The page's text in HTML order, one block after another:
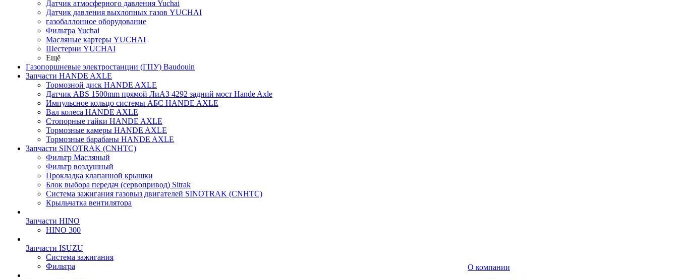
Датчик атмосферного давления Yuchai
Датчик давления выхлопных газов YUCHAI
газобаллонное оборудование
Фильтра Yuchai
Масляные картеры YUCHAI
Шестерни YUCHAI
Ещё
Газопоршневые электростанции (ГПУ) Baudouin
Запчасти HANDE AXLE
Тормозной диск HANDE AXLE
Датчик ABS 1500mm прямой ЛиАЗ 4292 задний мост Hande Axle
Импульсное кольцо системы АБС HANDE AXLE
Вал колеса HANDE AXLE
Стопорные гайки HANDE AXLE
Тормозные камеры HANDE AXLE
Тормозные барабаны HANDE AXLE
Запчасти SINOTRAK (CNHTC)
Фильтр Масляный
Фильтр воздушный
Прокладка клапанной крышки
Блок выбора передач (сервопривод) Sitrak
Система зажигания газовыз двигателей SINOTRAK (CNHTC)
Крыльчатка вентилятора
Запчасти HINO
HINO 300
Запчасти ISUZU
Система зажигания
Фильтра
О компании